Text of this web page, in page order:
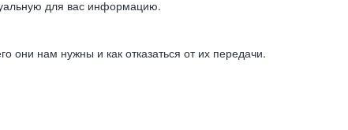
для вас информацию.
нам нужны и как отказаться от их передачи.